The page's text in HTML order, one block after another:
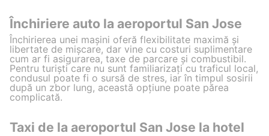
Închiriere auto la aeroportul San Jose
Închirierea unei mașini oferă flexibilitate maximă și
libertate de mișcare, dar vine cu costuri suplimentare
cum ar fi asigurarea, taxe de parcare și combustibil.
Pentru turiști care nu sunt familiarizați cu traficul local,
condusul poate fi o sursă de stres, iar în timpul sosirii
după un zbor lung, această opțiune poate părea
complicată.
Taxi de la aeroportul San Jose la hotel